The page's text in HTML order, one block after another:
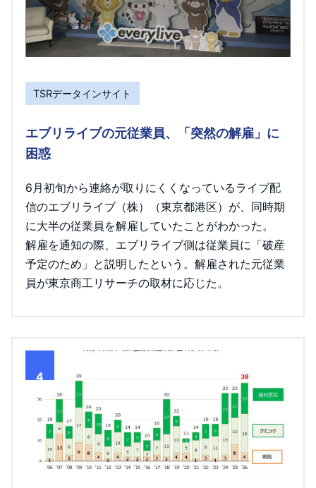
TSRデータインサイト
エブリライブの元従業員、「突然の解雇」に
困惑
6月初旬から連絡が取りにくくなっているライブ配
信のエブリライブ（株）（東京都港区）が、同時期
に大半の従業員を解雇していたことがわかった。
解雇を通知の際、エブリライブ側は従業員に「破産
予定のため」と説明したという。解雇された元従業
員が東京商工リサーチの取材に応じた。
4